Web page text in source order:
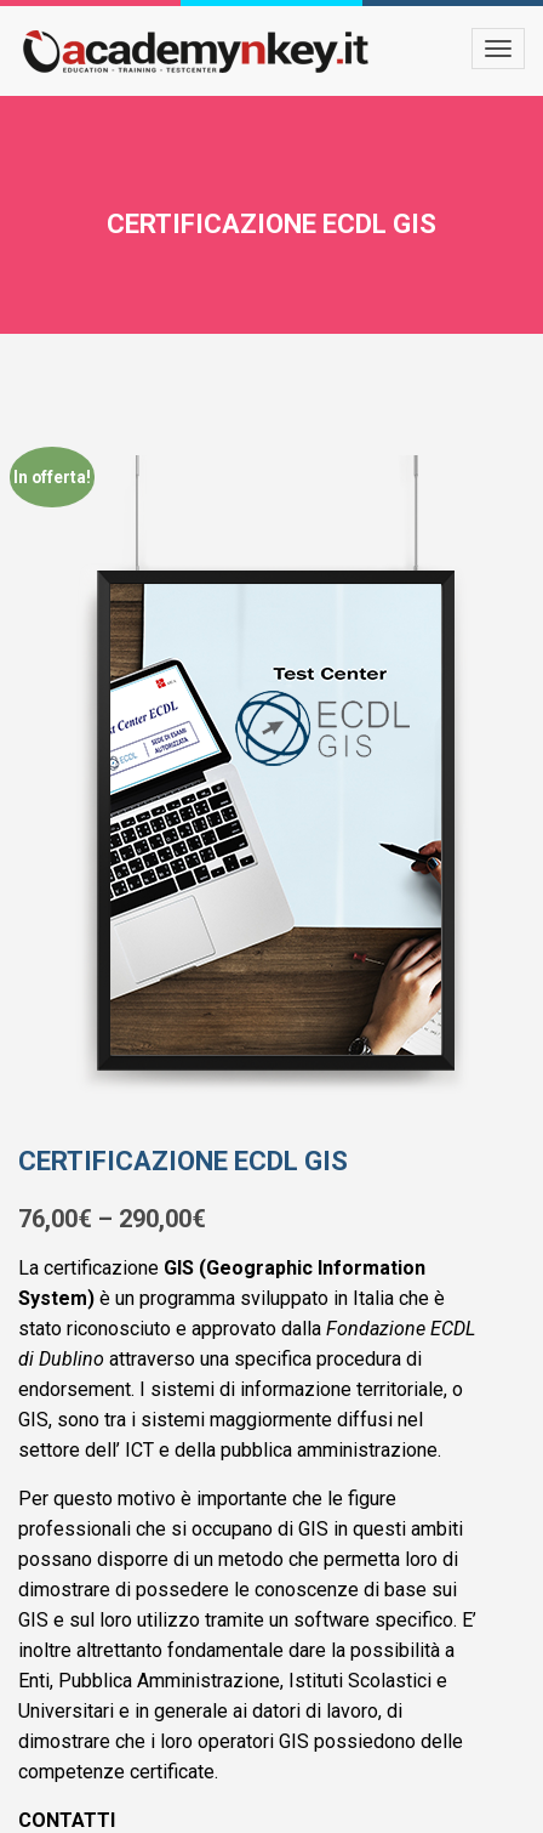
CERTIFICAZIONE ECDL GIS
In offerta!
CERTIFICAZIONE ECDL GIS
76,00€ – 290,00€
La certificazione GIS (Geographic Information
System) è un programma sviluppato in Italia che è
stato riconosciuto e approvato dalla Fondazione ECDL
di Dublino attraverso una specifica procedura di
endorsement. I sistemi di informazione territoriale, o
GIS, sono tra i sistemi maggiormente diffusi nel
settore dell’ ICT e della pubblica amministrazione.
Per questo motivo è importante che le figure
professionali che si occupano di GIS in questi ambiti
possano disporre di un metodo che permetta loro di
dimostrare di possedere le conoscenze di base sui
GIS e sul loro utilizzo tramite un software specifico. E’
inoltre altrettanto fondamentale dare la possibilità a
Enti, Pubblica Amministrazione, Istituti Scolastici e
Universitari e in generale ai datori di lavoro, di
dimostrare che i loro operatori GIS possiedono delle
competenze certificate.
CONTATTI